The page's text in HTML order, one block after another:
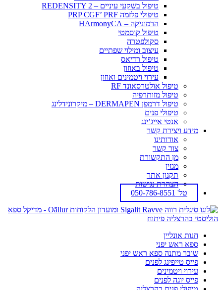
טיפול בשקעי עיניים – REDENSITY 2
טיפולי פלזמה PRP CGF’ PRF
הרמוניקה – HArmonyCA
טיפול קוסמטי
סקולפטרה
עיצוב ומילוי שפתיים
טיפול רדיאס
טיפול באוזון
עירוי ויטמינים ואוזון
טיפול אולטרסאונד RF
טיפול מזותרפיה
טיפול דרמפן DERMAPEN – מיקרונידלינג
טיפולי פנים
אנטי אייג’ינג
מידע ויצירת קשר
אודותינו
צור קשר
מן התקשורת
מגזין
תקנון אתר
הצהרת נגישות
טל' 050-786-8551
חנות אונליין
ספא ראש יפני
שובר מתנה ספא ראש יפני
פייס טייפינג לפנים
עירוי ויטמינים
פייס יוגה לפנים